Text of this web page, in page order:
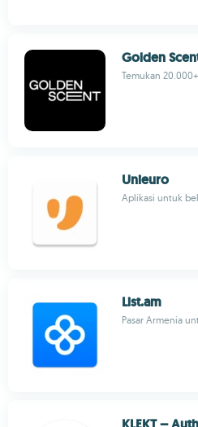
Temukan
Unieuro
Aplikasi untuk
List.am
Pasar Armenia